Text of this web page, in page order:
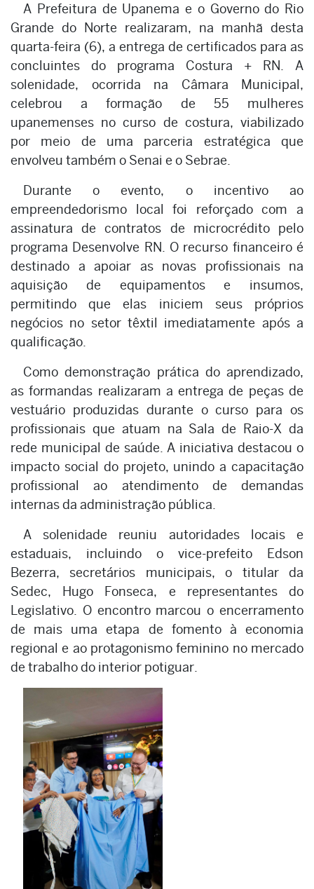
A Prefeitura de Upanema e o Governo do Rio
Grande do Norte realizaram, na manhã desta
quarta-feira (6), a entrega de certificados para as
concluintes do programa Costura + RN. A
solenidade, ocorrida na Câmara Municipal,
celebrou a formação de 55 mulheres
upanemenses no curso de costura, viabilizado
por meio de uma parceria estratégica que
envolveu também o Senai e o Sebrae.
Durante o evento, o incentivo ao
empreendedorismo local foi reforçado com a
assinatura de contratos de microcrédito pelo
programa Desenvolve RN. O recurso financeiro é
destinado a apoiar as novas profissionais na
aquisição de equipamentos e insumos,
permitindo que elas iniciem seus próprios
negócios no setor têxtil imediatamente após a
qualificação.
Como demonstração prática do aprendizado,
as formandas realizaram a entrega de peças de
vestuário produzidas durante o curso para os
profissionais que atuam na Sala de Raio-X da
rede municipal de saúde. A iniciativa destacou o
impacto social do projeto, unindo a capacitação
profissional ao atendimento de demandas
internas da administração pública.
A solenidade reuniu autoridades locais e
estaduais, incluindo o vice-prefeito Edson
Bezerra, secretários municipais, o titular da
Sedec, Hugo Fonseca, e representantes do
Legislativo. O encontro marcou o encerramento
de mais uma etapa de fomento à economia
regional e ao protagonismo feminino no mercado
de trabalho do interior potiguar.